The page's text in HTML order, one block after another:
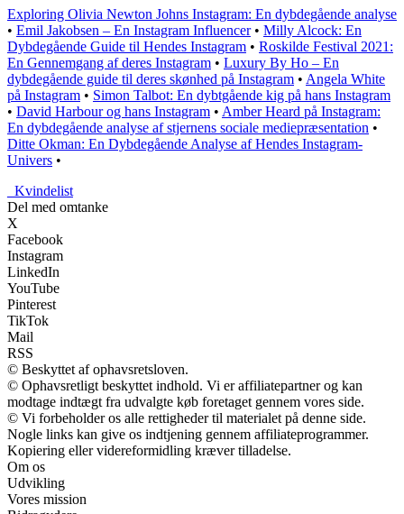
Exploring Olivia Newton Johns Instagram: En dybdegående analyse
• Emil Jakobsen – En Instagram Influencer• Milly Alcock: En
Dybdegående Guide til Hendes Instagram • Roskilde Festival 2021:
En Gennemgang af deres Instagram • Luxury By Ho – En
dybdegående guide til deres skønhed på Instagram • Angela White
på Instagram • Simon Talbot: En dybtgående kig på hans Instagram
• David Harbour og hans Instagram • Amber Heard på Instagram:
En dybdegående analyse af stjernens sociale mediepræsentation •
Ditte Okman: En Dybdegående Analyse af Hendes Instagram-
Univers •
Kvindelist
Del med omtanke
X
Facebook
Instagram
LinkedIn
YouTube
Pinterest
TikTok
Mail
RSS
© Beskyttet af ophavsretsloven.
© Ophavsretligt beskyttet indhold. Vi er affiliatepartner og kan
modtage indtægt fra udvalgte køb foretaget gennem vores side.
© Vi forbeholder os alle rettigheder til materialet på denne side.
Nogle links kan give os indtjening gennem affiliateprogrammer.
Kopiering eller videreformidling kræver tilladelse.
Om os
Udvikling
Vores mission